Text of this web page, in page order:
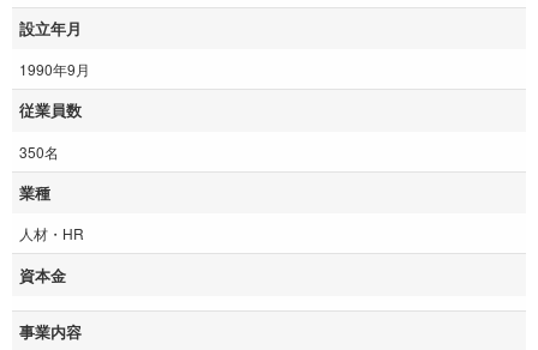
設立年月
1990年9月
従業員数
350名
業種
人材・HR
資本金
事業内容